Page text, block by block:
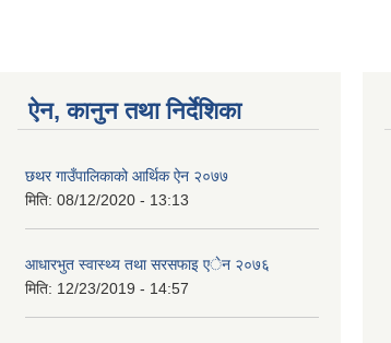
ऐन, कानुन तथा निर्देशिका
छथर गाउँपालिकाको आर्थिक ऐन २०७७
मिति: 08/12/2020 - 13:13
आधारभुत स्वास्थ्य तथा सरसफाइ एेन २०७६
मिति: 12/23/2019 - 14:57